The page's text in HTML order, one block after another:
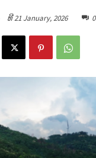
ທີ 21 January, 2026 0